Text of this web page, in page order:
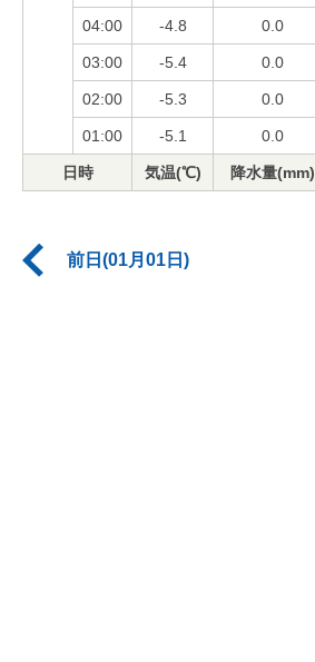
04:00 -4.8 0.0
03:00 -5.4 0.0
02:00 -5.3 0.0
01:00 -5.1 0.0
日時 気温(℃) 降水量(mm)
前日(01月01日)